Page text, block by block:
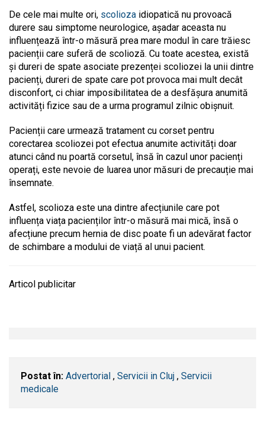
De cele mai multe ori, scolioza idiopatică nu provoacă
durere sau simptome neurologice, așadar aceasta nu
influențează într-o măsură prea mare modul în care trăiesc
pacienții care suferă de scolioză. Cu toate acestea, există
și dureri de spate asociate prezenței scoliozei la unii dintre
pacienți, dureri de spate care pot provoca mai mult decât
disconfort, ci chiar imposibilitatea de a desfășura anumită
activități fizice sau de a urma programul zilnic obișnuit.
Pacienții care urmează tratament cu corset pentru
corectarea scoliozei pot efectua anumite activități doar
atunci când nu poartă corsetul, însă în cazul unor pacienți
operați, este nevoie de luarea unor măsuri de precauție mai
însemnate.
Astfel, scolioza este una dintre afecțiunile care pot
influența viața pacienților într-o măsură mai mică, însă o
afecțiune precum hernia de disc poate fi un adevărat factor
de schimbare a modului de viață al unui pacient.
Articol publicitar
Postat în: Advertorial , Servicii in Cluj , Servicii
medicale